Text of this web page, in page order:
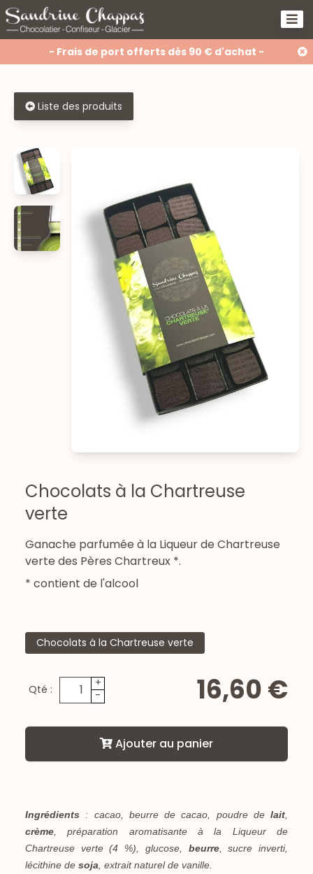
- Frais de port offerts dès 90 € d'achat -
Liste des produits
Chocolats à la Chartreuse
verte
Ganache parfumée à la Liqueur de Chartreuse
verte des Pères Chartreux *.
* contient de l'alcool
Chocolats à la Chartreuse verte
Qté :
+
-
16,60 €
Ajouter au panier
Ingrédients : cacao, beurre de cacao, poudre de lait
crème , préparation aromatisante à la Liqueur de
Chartreuse verte (4 %), glucose, beurre, sucre inverti,
lécithine de soja , extrait naturel de vanille.